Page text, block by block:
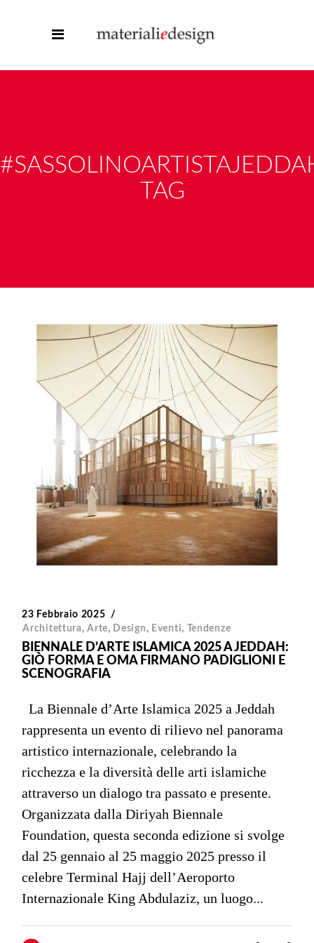
TAG
23 Febbraio 2025
Architettura,Arte, Design, Eventi, Tendenze
BIENNALE D’ARTE ISLAMICA 2025 A JEDDAH:
GIÒ FORMA E OMA FIRMANO PADIGLIONI E
SCENOGRAFIA
La Biennale d’Arte Islamica 2025 a Jeddah
rappresenta un evento di rilievo nel panorama
artistico internazionale, celebrando la
ricchezza e la diversità delle arti islamiche
attraverso un dialogo tra passato e presente.
Organizzata dalla Diriyah Biennale
Foundation, questa seconda edizione si svolge
dal 25 gennaio al 25 maggio 2025 presso il
celebre Terminal Hajj dell’Aeroporto
Internazionale King Abdulaziz, un luogo...